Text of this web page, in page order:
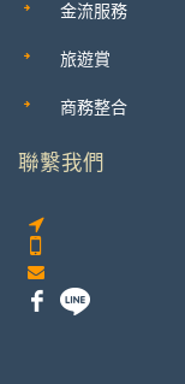
金流服務
旅遊賞
商務整合
聯繫我們